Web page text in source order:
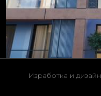
Изработка и дизайн